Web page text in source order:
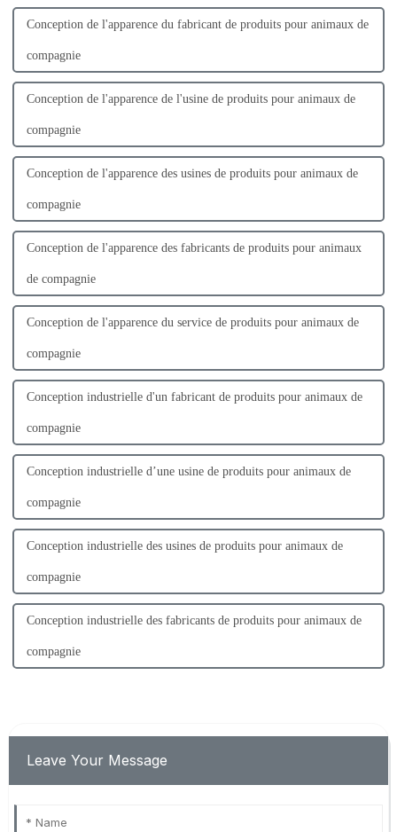
Conception de l'apparence du fabricant de produits pour animaux de
compagnie
Conception de l'apparence de l'usine de produits pour animaux de
compagnie
Conception de l'apparence des usines de produits pour animaux de
compagnie
Conception de l'apparence des fabricants de produits pour animaux
de compagnie
Conception de l'apparence du service de produits pour animaux de
compagnie
Conception industrielle d'un fabricant de produits pour animaux de
compagnie
Conception industrielle d’une usine de produits pour animaux de
compagnie
Conception industrielle des usines de produits pour animaux de
compagnie
Conception industrielle des fabricants de produits pour animaux de
compagnie
Leave Your Message